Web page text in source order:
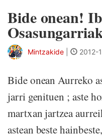
Bide onean!
Mintzakide 2012-
Bide onean Aurreko
jarri genituen ; aste
martxan jartzea
astean beste